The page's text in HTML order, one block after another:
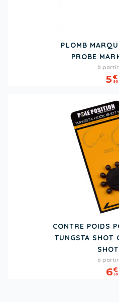
PLOMB
PROBE
Prix
à
5€
90
CONTRE POIDS
TUNGSTA SHOT
Prix
à
6€
50